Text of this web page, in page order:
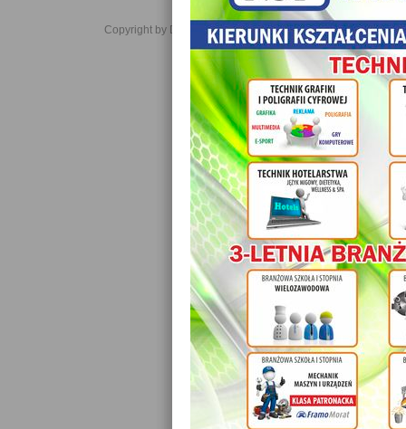
Copyright by Daniel JabĹoĹski 2006-2021. All rights